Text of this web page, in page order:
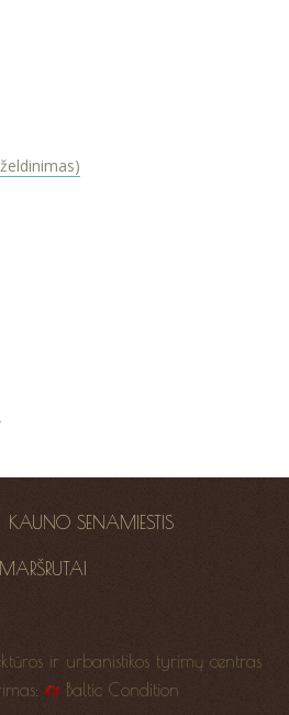
KAUNO SENAMIESTIS
MARŠRUTAI
ir urbanistikos tyrimų centras
Baltic Condition